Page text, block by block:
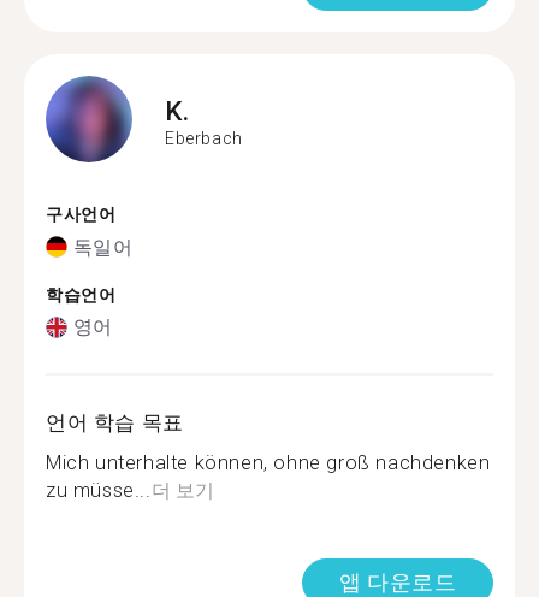
K.
Eberbach
구사언어
독일어
학습언어
영어
언어 학습 목표
Mich unterhalte können, ohne groß nachdenken
zu müsse...더 보기
앱 다운로드